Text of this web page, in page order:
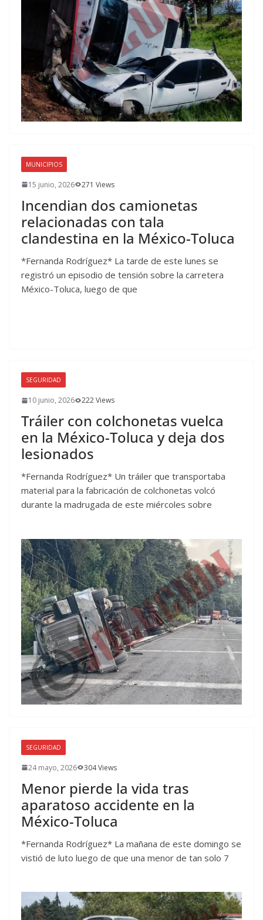
MUNICIPIOS
15 junio, 2026 271 Views
Incendian dos camionetas
relacionadas con tala
clandestina en la México-Toluca
*Fernanda Rodríguez* La tarde de este lunes se
registró un episodio de tensión sobre la carretera
México-Toluca, luego de que
SEGURIDAD
10 junio, 2026 222 Views
Tráiler con colchonetas vuelca
en la México-Toluca y deja dos
lesionados
*Fernanda Rodríguez* Un tráiler que transportaba
material para la fabricación de colchonetas volcó
durante la madrugada de este miércoles sobre
SEGURIDAD
24 mayo, 2026 304 Views
Menor pierde la vida tras
aparatoso accidente en la
México-Toluca
*Fernanda Rodríguez* La mañana de este domingo se
vistió de luto luego de que una menor de tan solo 7